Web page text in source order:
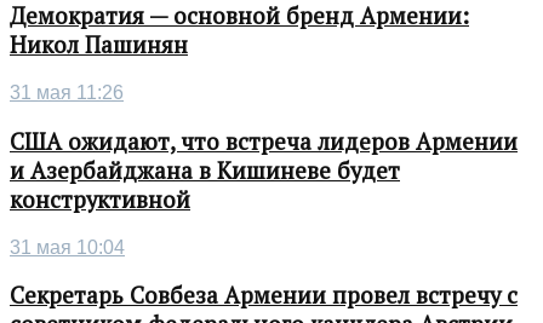
Демократия — основной бренд Армении:
Никол Пашинян
31 мая 11:26
США ожидают, что встреча лидеров Армении
и Азербайджана в Кишиневе будет
конструктивной
31 мая 10:04
Секретарь Совбеза Армении провел встречу с